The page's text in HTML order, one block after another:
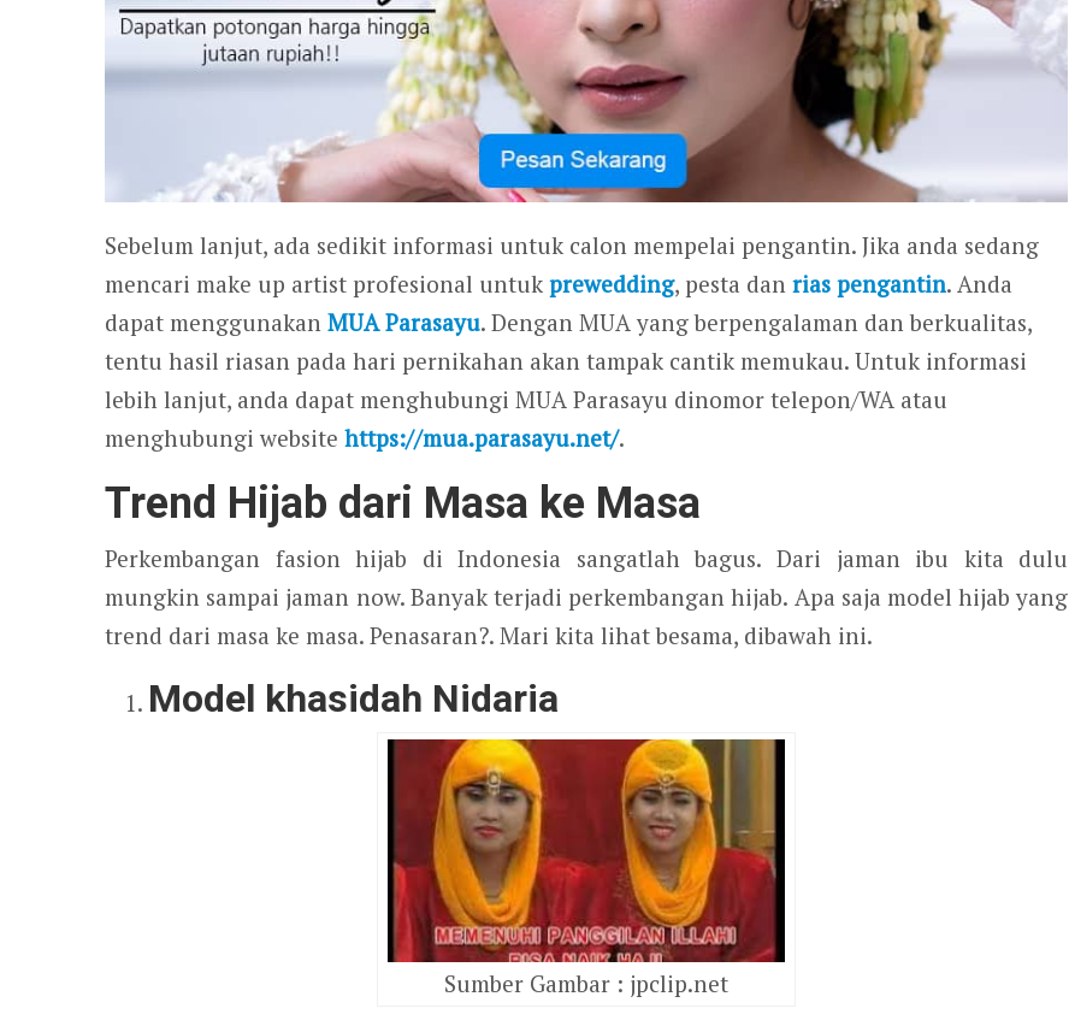
Sebelum lanjut, ada sedikit informasi untuk calon mempelai pengantin. Jika anda sedang
mencari make up artist profesional untuk prewedding, pesta dan rias pengantin. Anda
dapat menggunakan MUA Parasayu. Dengan MUA yang berpengalaman dan berkualitas,
tentu hasil riasan pada hari pernikahan akan tampak cantik memukau. Untuk informasi
lebih lanjut, anda dapat menghubungi MUA Parasayu dinomor telepon/WA atau
menghubungi website https://mua.parasayu.net/.
Trend Hijab dari Masa ke Masa
Perkembangan fasion hijab di Indonesia sangatlah bagus. Dari jaman ibu kita dulu
mungkin sampai jaman now. Banyak terjadi perkembangan hijab. Apa saja model hijab yang
trend dari masa ke masa. Penasaran?. Mari kita lihat besama, dibawah ini.
Model khasidah Nidaria
Sumber Gambar : jpclip.net